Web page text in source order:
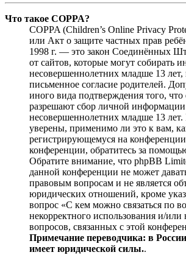
Что такое COPPA?
COPPA (Children’s Online Privacy
или Акт о защите частных прав
1998 г. — это закон Соединённых
от сайтов, которые могут собирать
несовершеннолетних младше 13 лет,
письменное согласие родителей.
иного вида подтверждения того,
разрешают сбор личной
несовершеннолетних младше 13
уверены, применимо ли это к вам,
регистрирующемуся на
конференции, обратитесь за
Обратите внимание, что phpBB
данной конференции не может
правовым вопросам и не является
юридических отношений, кроме
вопрос «С кем можно связаться по
некорректного использования и/
вопросов, связанных с этой
Примечание переводчика: в
имеет юридической силы..